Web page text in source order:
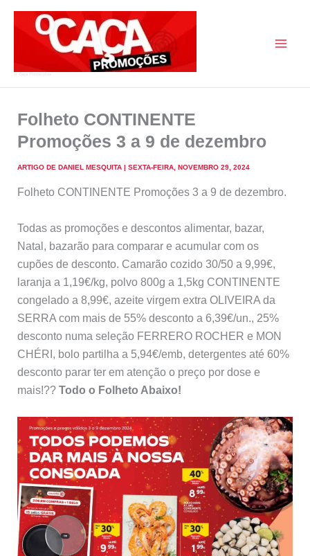
Folheto CONTINENTE
Promoções 3 a 9 de dezembro
ARTIGO DE DANIEL MESQUITA | SEXTA-FEIRA, NOVEMBRO 29, 2024
Folheto CONTINENTE Promoções 3 a 9 de dezembro.
Todas as promoções e descontos alimentar, bazar,
Natal, bazarão para comparar e acumular com os
cupões de desconto. Camarão cozido 30/50 a 9,99€,
laranja a 1,19€/kg, polvo 800g a 1,5kg CONTINENTE
congelado a 8,99€, azeite virgem extra OLIVEIRA da
SERRA com mais de 55% desconto a 6,39€/un., 25%
desconto numa seleção FERRERO ROCHER e MON
CHÉRI, bolo partilha a 5,94€/emb, detergentes até 60%
desconto parar ter em atenção o preço por dose e
mais!?? Todo o Folheto Abaixo!